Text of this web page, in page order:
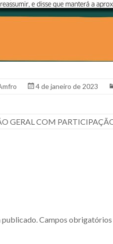
4 de janeiro de 2023
GERAL COM
publicado.Campos obrigatórios